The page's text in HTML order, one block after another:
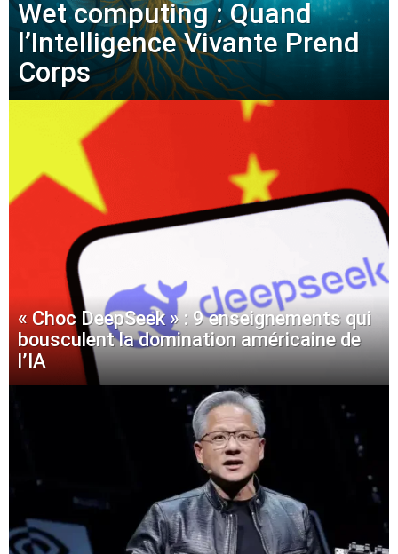
Wet computing : Quand
l’Intelligence Vivante Prend
Corps
« Choc DeepSeek » : 9 enseignements qui
bousculent la domination américaine de
l’IA